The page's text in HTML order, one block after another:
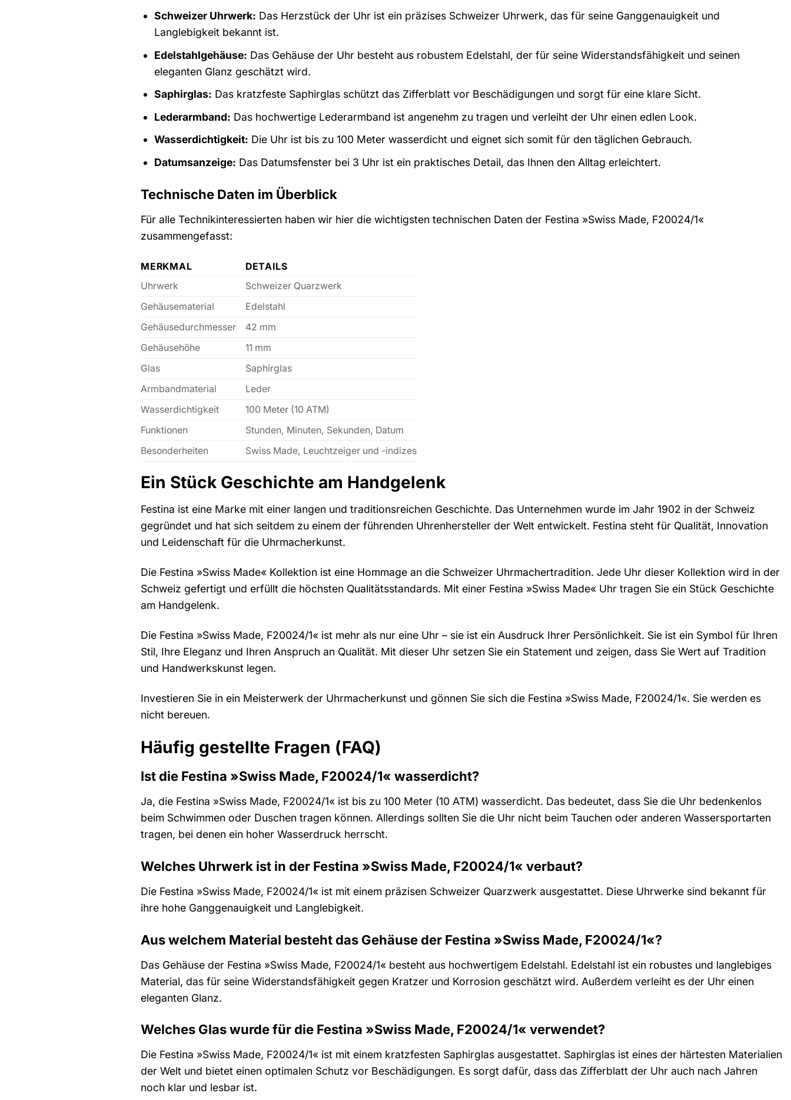
Schweizer Uhrwerk: Das Herzstück der Uhr ist ein präzises Schweizer Uhrwerk, das für seine Ganggenauigkeit und
Langlebigkeit bekannt ist.
Edelstahlgehäuse: Das Gehäuse der Uhr besteht aus robustem Edelstahl, der für seine Widerstandsfähigkeit und seinen
eleganten Glanz geschätzt wird.
Saphirglas: Das kratzfeste Saphirglas schützt das Zifferblatt vor Beschädigungen und sorgt für eine klare Sicht.
Lederarmband: Das hochwertige Lederarmband ist angenehm zu tragen und verleiht der Uhr einen edlen Look.
Wasserdichtigkeit: Die Uhr ist bis zu 100 Meter wasserdicht und eignet sich somit für den täglichen Gebrauch.
Datumsanzeige: Das Datumsfenster bei 3 Uhr ist ein praktisches Detail, das Ihnen den Alltag erleichtert.
Technische Daten im Überblick
Für alle Technikinteressierten haben wir hier die wichtigsten technischen Daten der Festina »Swiss Made, F20024/1«
zusammengefasst:
MERKMAL
DETAILS
Uhrwerk
Schweizer Quarzwerk
Gehäusematerial
Edelstahl
Gehäusedurchmesser
42 mm
Gehäusehöhe
11 mm
Glas
Saphirglas
Armbandmaterial
Leder
Wasserdichtigkeit
100 Meter (10 ATM)
Funktionen
Stunden, Minuten, Sekunden, Datum
Besonderheiten
Swiss Made, Leuchtzeiger und -indizes
Ein Stück Geschichte am Handgelenk
Festina ist eine Marke mit einer langen und traditionsreichen Geschichte. Das Unternehmen wurde im Jahr 1902 in der Schweiz
gegründet und hat sich seitdem zu einem der führenden Uhrenhersteller der Welt entwickelt. Festina steht für Qualität, Innovation
und Leidenschaft für die Uhrmacherkunst.
Die Festina »Swiss Made« Kollektion ist eine Hommage an die Schweizer Uhrmachertradition. Jede Uhr dieser Kollektion wird in der
Schweiz gefertigt und erfüllt die höchsten Qualitätsstandards. Mit einer Festina »Swiss Made« Uhr tragen Sie ein Stück Geschichte
am Handgelenk.
Die Festina »Swiss Made, F20024/1« ist mehr als nur eine Uhr – sie ist ein Ausdruck Ihrer Persönlichkeit. Sie ist ein Symbol für Ihren
Stil, Ihre Eleganz und Ihren Anspruch an Qualität. Mit dieser Uhr setzen Sie ein Statement und zeigen, dass Sie Wert auf Tradition
und Handwerkskunst legen.
Investieren Sie in ein Meisterwerk der Uhrmacherkunst und gönnen Sie sich die Festina »Swiss Made, F20024/1«. Sie werden es
nicht bereuen.
Häufig gestellte Fragen (FAQ)
Ist die Festina »Swiss Made, F20024/1« wasserdicht?
Ja, die Festina »Swiss Made, F20024/1« ist bis zu 100 Meter (10 ATM) wasserdicht. Das bedeutet, dass Sie die Uhr bedenkenlos
beim Schwimmen oder Duschen tragen können. Allerdings sollten Sie die Uhr nicht beim Tauchen oder anderen Wassersportarten
tragen, bei denen ein hoher Wasserdruck herrscht.
Welches Uhrwerk ist in der Festina »Swiss Made, F20024/1« verbaut?
Die Festina »Swiss Made, F20024/1« ist mit einem präzisen Schweizer Quarzwerk ausgestattet. Diese Uhrwerke sind bekannt für
ihre hohe Ganggenauigkeit und Langlebigkeit.
Aus welchem Material besteht das Gehäuse der Festina »Swiss Made, F20024/1«?
Das Gehäuse der Festina »Swiss Made, F20024/1« besteht aus hochwertigem Edelstahl. Edelstahl ist ein robustes und langlebiges
Material, das für seine Widerstandsfähigkeit gegen Kratzer und Korrosion geschätzt wird. Außerdem verleiht es der Uhr einen
eleganten Glanz.
Welches Glas wurde für die Festina »Swiss Made, F20024/1« verwendet?
Die Festina »Swiss Made, F20024/1« ist mit einem kratzfesten Saphirglas ausgestattet. Saphirglas ist eines der härtesten Materialien
der Welt und bietet einen optimalen Schutz vor Beschädigungen. Es sorgt dafür, dass das Zifferblatt der Uhr auch nach Jahren
noch klar und lesbar ist.